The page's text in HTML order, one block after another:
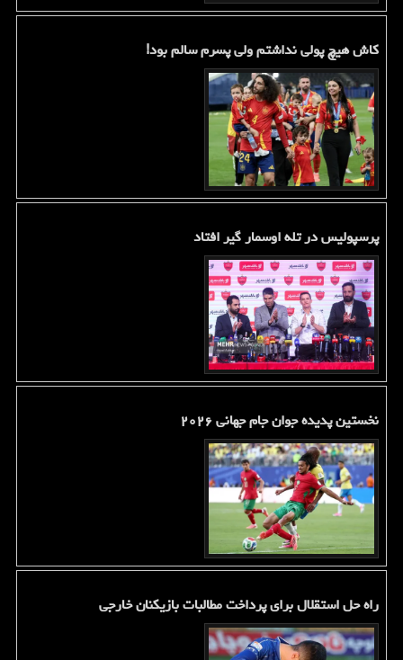
کاش هیچ پولی نداشتم ولی پسرم سالم بود!
پرسپولیس در تله اوسمار گیر افتاد
نخستین پدیده جوان جام جهانی ۲۰۲۶
راه حل استقلال برای پرداخت مطالبات بازیکنان خارجی